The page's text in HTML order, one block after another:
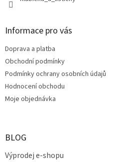
Informace pro vás
Doprava a platba
Obchodní podmínky
Podmínky ochrany osobních údajů
Hodnocení obchodu
Moje objednávka
BLOG
Výprodej e-shopu